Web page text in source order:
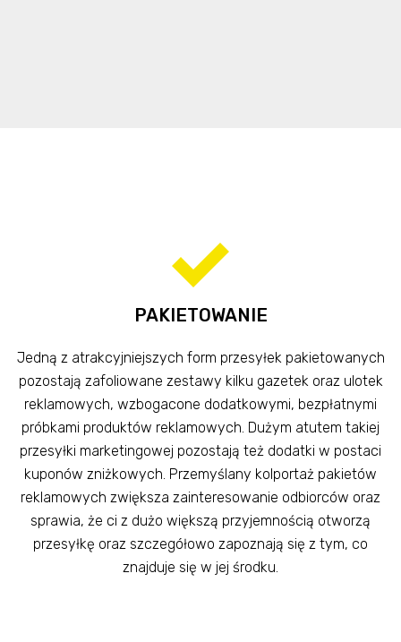
PAKIETOWANIE
Jedną z atrakcyjniejszych form przesyłek pakietowanych
pozostają zafoliowane zestawy kilku gazetek oraz ulotek
reklamowych, wzbogacone dodatkowymi, bezpłatnymi
próbkami produktów reklamowych. Dużym atutem takiej
przesyłki marketingowej pozostają też dodatki w postaci
kuponów zniżkowych. Przemyślany kolportaż pakietów
reklamowych zwiększa zainteresowanie odbiorców oraz
sprawia, że ci z dużo większą przyjemnością otworzą
przesyłkę oraz szczegółowo zapoznają się z tym, co
znajduje się w jej środku.